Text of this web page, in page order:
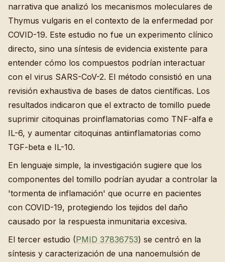
narrativa que analizó los mecanismos moleculares de
Thymus vulgaris en el contexto de la enfermedad por
COVID-19. Este estudio no fue un experimento clínico
directo, sino una síntesis de evidencia existente para
entender cómo los compuestos podrían interactuar
con el virus SARS-CoV-2. El método consistió en una
revisión exhaustiva de bases de datos científicas. Los
resultados indicaron que el extracto de tomillo puede
suprimir citoquinas proinflamatorias como TNF-alfa e
IL-6, y aumentar citoquinas antiinflamatorias como
TGF-beta e IL-10.
En lenguaje simple, la investigación sugiere que los
componentes del tomillo podrían ayudar a controlar la
'tormenta de inflamación' que ocurre en pacientes
con COVID-19, protegiendo los tejidos del daño
causado por la respuesta inmunitaria excesiva.
El tercer estudio (PMID 37836753) se centró en la
síntesis y caracterización de una nanoemulsión de